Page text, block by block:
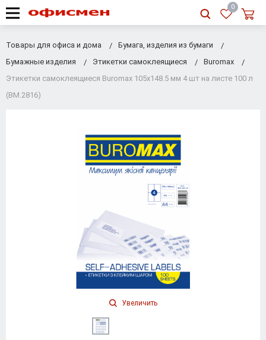
RU
0
Товары для офиса и дома
Бумага, изделия из бумаги
Бумажные изделия
Этикетки самоклеящиеся
Buromax
Этикетки самоклеящиеся Buromax 105х148.5 мм 4 шт на листе 100 л
(BM.2816)
Увеличить